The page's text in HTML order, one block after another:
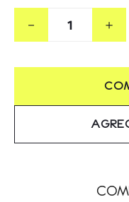
＋
－